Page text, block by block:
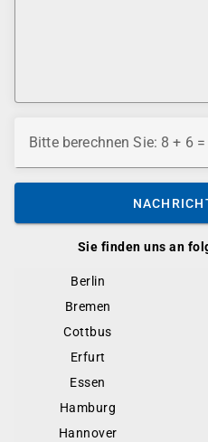
Sie finden uns an
Berlin
Bremen
Cottbus
Erfurt
Essen
Hamburg
Hannover
Bitte berechnen Sie: 8 + 6 =